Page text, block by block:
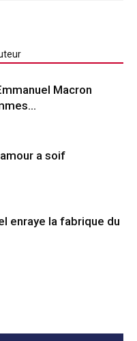
Macron
a soif
enraye la fabrique du